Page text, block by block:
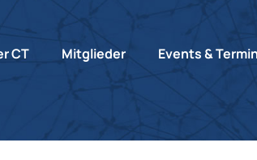
CT Mitglieder Events &